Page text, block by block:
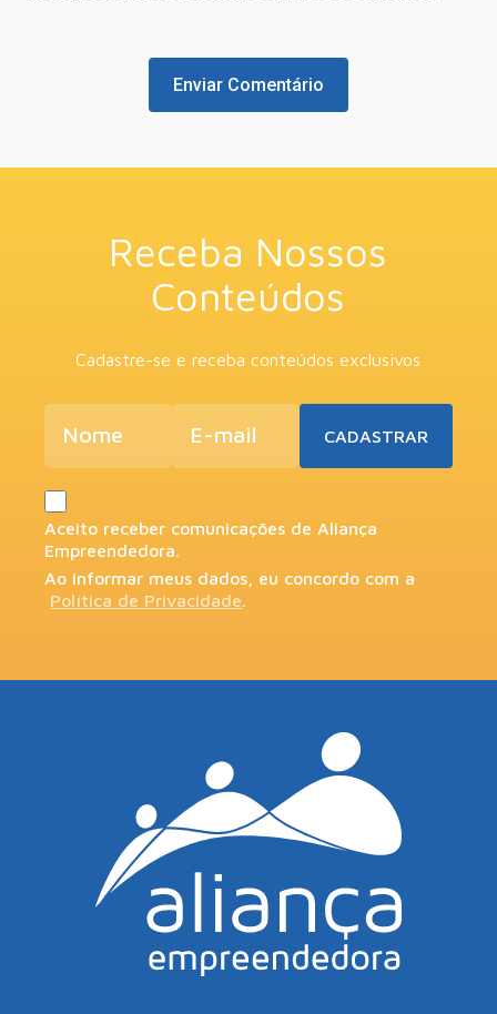
Receba Nossos
Conteúdos
Cadastre-se e receba conteúdos exclusivos
Aceito receber comunicações de Aliança
Empreendedora.
Ao informar meus dados, eu concordo com a
Política de Privacidade.